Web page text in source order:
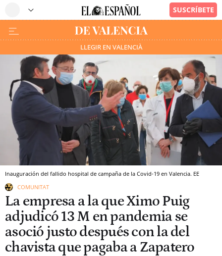
LLEGIR EN VALENCIÀ
Inauguración del fallido hospital de campaña de la Covid-19 en Valencia. EE
COMUNITAT
La empresa a la que Ximo Puig
adjudicó 13 M en pandemia se
asoció justo después con la del
chavista que pagaba a Zapatero